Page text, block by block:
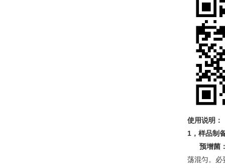
使用说明：
1，样品制
预增菌
荡混匀。必